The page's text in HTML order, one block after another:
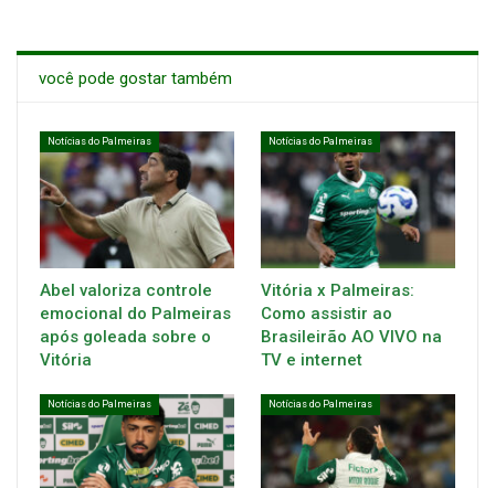
você pode gostar também
Notícias do Palmeiras
Abel valoriza controle
emocional do Palmeiras
após goleada sobre o
Vitória
Notícias do Palmeiras
Vitória x Palmeiras:
Como assistir ao
Brasileirão AO VIVO na
TV e internet
Notícias do Palmeiras Notícias do Palmeiras